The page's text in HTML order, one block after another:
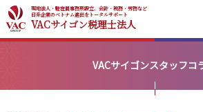
現地法人・駐在員事務所設立、会計・税務・労務など
日系企業のベトナム進出をトータルサポート
VACサイゴン税理士法人
VACサイゴンスタッフコ